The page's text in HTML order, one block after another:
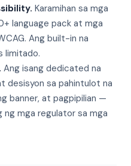
Karamihan sa mga
language pack at mga
Ang built-in na
limitado.
Ang isang dedicated na
desisyon sa pahintulot na
banner, at pagpipilian —
ng mga regulator sa mga